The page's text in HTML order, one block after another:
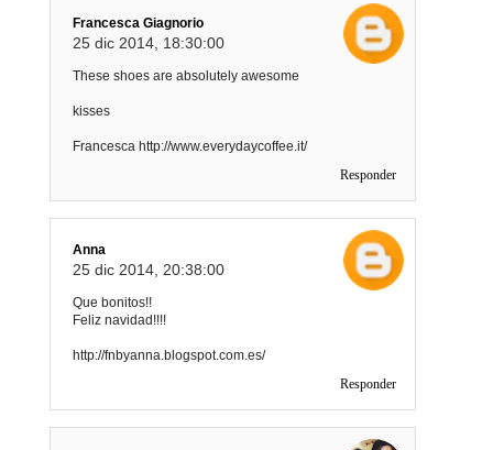
Francesca Giagnorio
25 dic 2014, 18:30:00
These shoes are absolutely awesome
kisses
Francesca http://www.everydaycoffee.it/
Responder
Anna
25 dic 2014, 20:38:00
Que bonitos!!
Feliz navidad!!!!
http://fnbyanna.blogspot.com.es/
Responder